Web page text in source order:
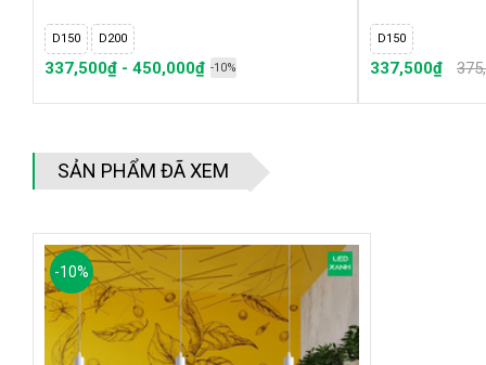
D150 D200
337,500₫ - 450,000₫ -10%
D150
337,500₫
SẢN PHẨM ĐÃ XEM
-10%